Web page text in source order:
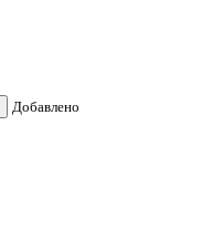
Добавлено